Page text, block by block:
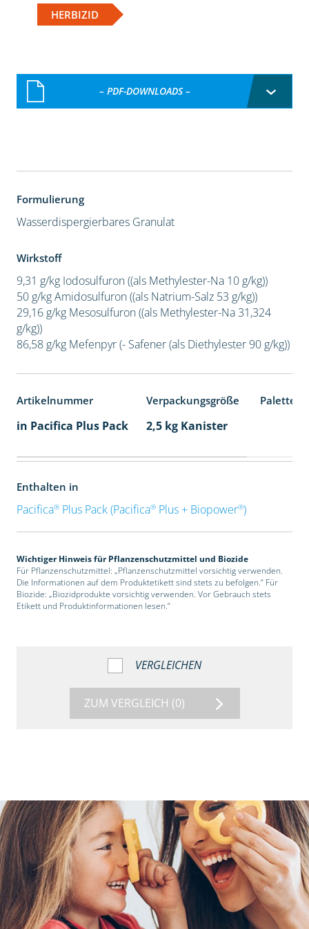
HERBIZID
– PDF-DOWNLOADS –
Formulierung
Wasserdispergierbares Granulat
Wirkstoff
9,31 g/kg Iodosulfuron ((als Methylester-Na 10 g/kg))
50 g/kg Amidosulfuron ((als Natrium-Salz 53 g/kg))
29,16 g/kg Mesosulfuron ((als Methylester-Na 31,324
g/kg))
86,58 g/kg Mefenpyr (- Safener (als Diethylester 90 g/kg))
Artikelnummer Verpackungsgröße
in Pacifica Plus Pack 2,5 kg Kanister
Enthalten in
Pacifica®Plus Pack (Pacifica®Plus + Biopower®)
Wichtiger Hinweis für Pflanzenschutzmittel und Biozide
Für Pflanzenschutzmittel: „Pflanzenschutzmittel vorsichtig verwenden.
Die Informationen auf dem Produktetikett sind stets zu befolgen.“ Für
Biozide: „Biozidprodukte vorsichtig verwenden. Vor Gebrauch stets
Etikett und Produktinformationen lesen.“
VERGLEICHEN
ZUM VERGLEICH (0)